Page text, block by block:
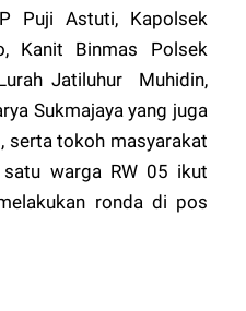
Puji Astuti, Kapolsek
Kanit Binmas Polsek
Jatiluhur Muhidin,
Sukmajaya yang juga
serta tokoh masyarakat
satu warga RW 05 ikut
ronda di pos